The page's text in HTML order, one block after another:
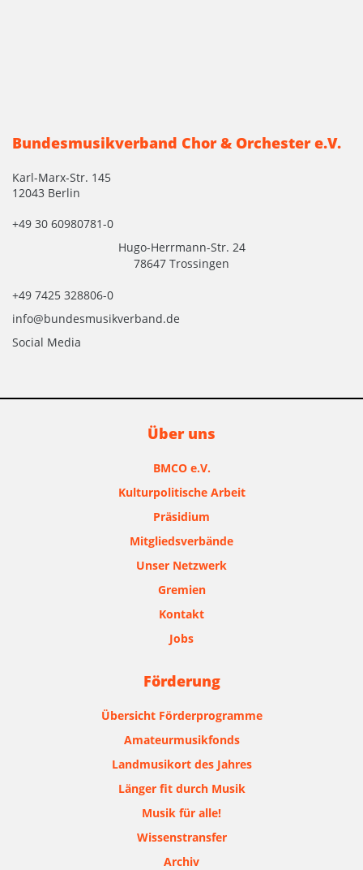
Bundesmusikverband Chor & Orchester e.V.
Karl-Marx-Str. 145
12043 Berlin
+49 30 60980781-0
Hugo-Herrmann-Str. 24
78647 Trossingen
+49 7425 328806-0
info@bundesmusikverband.de
Social Media
Über uns
BMCO e.V.
Kulturpolitische Arbeit
Präsidium
Mitgliedsverbände
Unser Netzwerk
Gremien
Kontakt
Jobs
Förderung
Übersicht Förderprogramme
Amateurmusikfonds
Landmusikort des Jahres
Länger fit durch Musik
Musik für alle!
Wissenstransfer
Archiv